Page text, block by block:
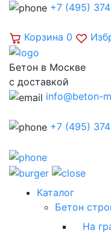
+7 (495)
Корзина 0
Бетон в Москве
с доставкой
info@beton-
+7 (495)
Каталог
Бетон
На